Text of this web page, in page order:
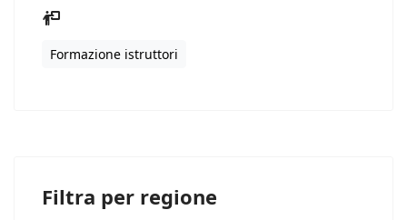
Formazione istruttori
Filtra per regione